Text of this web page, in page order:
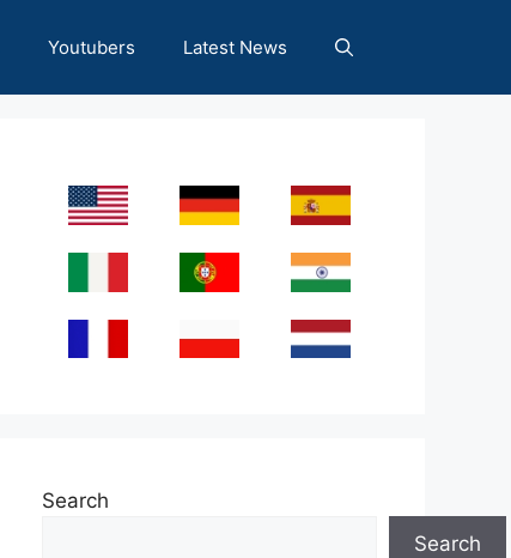
Youtubers Latest News
Search
Search